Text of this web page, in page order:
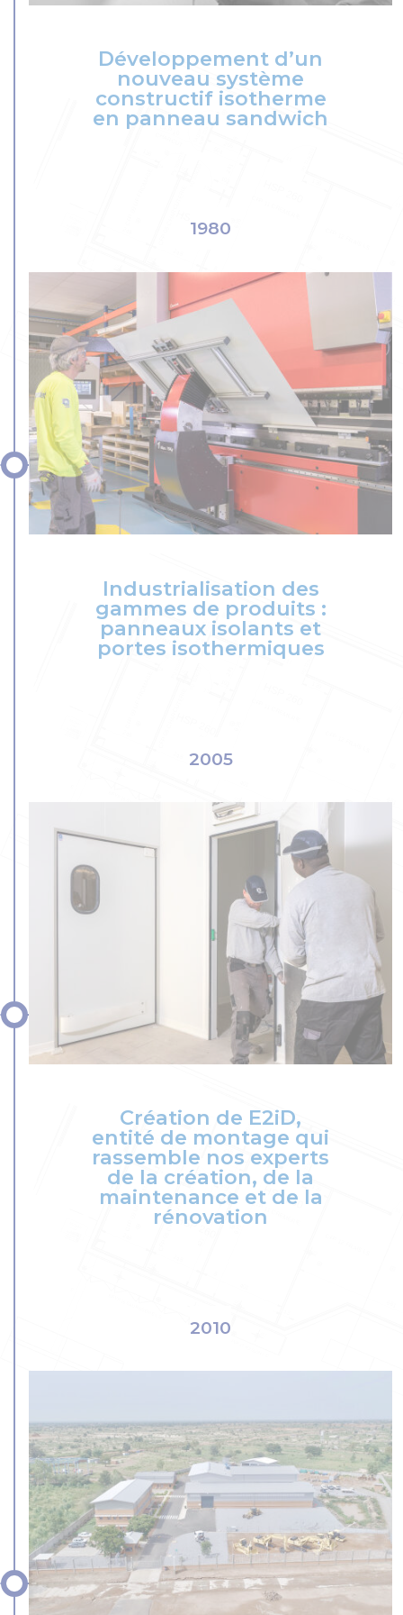
Développement d’un
nouveau système
constructif isotherme
en panneau sandwich
1980
Industrialisation des
gammes de produits :
panneaux isolants et
portes isothermiques
2005
Création de E2iD,
entité de montage qui
rassemble nos experts
de la création, de la
maintenance et de la
rénovation
2010